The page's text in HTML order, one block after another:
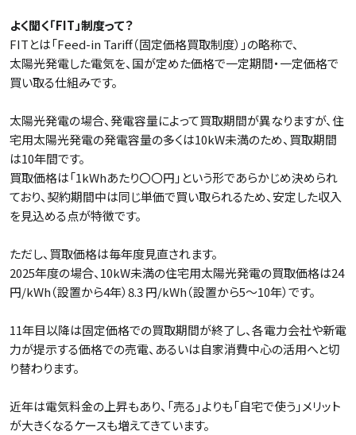
よく聞く「FIT」制度って？
FITとは「Feed-in Tariff（固定価格買取制度）」の略称で、
太陽光発電した電気を、国が定めた価格で一定期間・一定価格で
買い取る仕組みです。
太陽光発電の場合、発電容量によって買取期間が異なりますが、住
宅用太陽光発電の発電容量の多くは10kW未満のため、買取期間
は10年間です。
買取価格は「1kWhあたり〇〇円」という形であらかじめ決められ
ており、契約期間中は同じ単価で買い取られるため、安定した収入
を見込める点が特徴です。
ただし、買取価格は毎年度見直されます。
2025年度の場合、10kW未満の住宅用太陽光発電の買取価格は24
円/kWh（設置から4年）8.3 円/kWh（設置から5～10年）です。
11年目以降は固定価格での買取期間が終了し、各電力会社や新電
力が提示する価格での売電、あるいは自家消費中心の活用へと切
り替わります。
近年は電気料金の上昇もあり、「売る」よりも「自宅で使う」メリット
が大きくなるケースも増えてきています。